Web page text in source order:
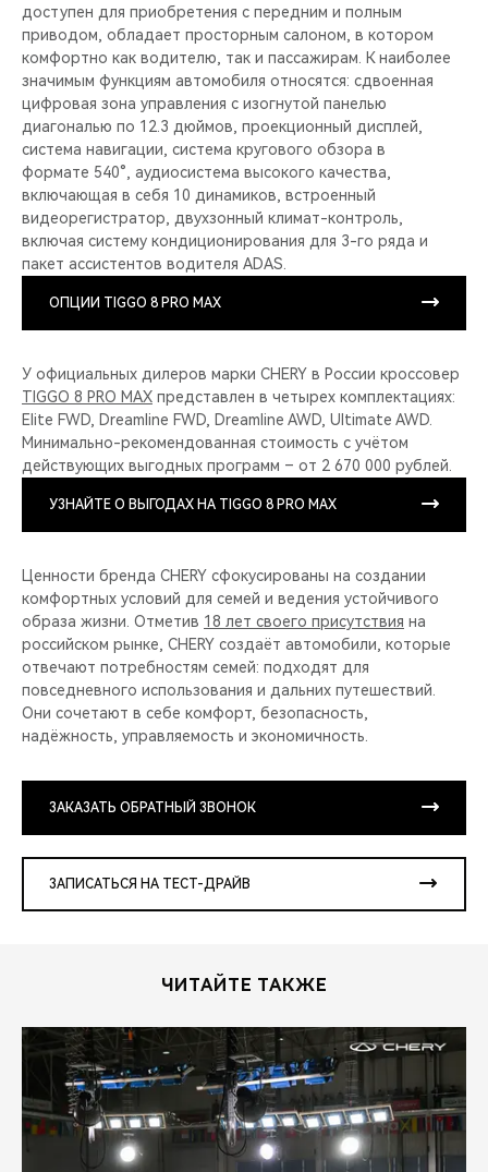
доступен для приобретения с передним и полным
приводом, обладает просторным салоном, в котором
комфортно как водителю, так и пассажирам. К наиболее
значимым функциям автомобиля относятся: сдвоенная
цифровая зона управления с изогнутой панелью
диагональю по 12.3 дюймов, проекционный дисплей,
система навигации, система кругового обзора в
формате 540°, аудиосистема высокого качества,
включающая в себя 10 динамиков, встроенный
видеорегистратор, двухзонный климат-контроль,
включая систему кондиционирования для 3-го ряда и
пакет ассистентов водителя ADAS.
ОПЦИИ TIGGO 8 PRO MAX
У официальных дилеров марки CHERY в России кроссовер
TIGGO 8 PRO MAX представлен в четырех комплектациях:
Elite FWD, Dreamline FWD, Dreamline AWD, Ultimate AWD.
Минимально-рекомендованная стоимость с учётом
действующих выгодных программ – от 2 670 000 рублей.
УЗНАЙТЕ О ВЫГОДАХ НА TIGGO 8 PRO MAX
Ценности бренда CHERY сфокусированы на создании
комфортных условий для семей и ведения устойчивого
образа жизни. Отметив 18 лет своего присутствия на
российском рынке, CHERY создаёт автомобили, которые
отвечают потребностям семей: подходят для
повседневного использования и дальних путешествий.
Они сочетают в себе комфорт, безопасность,
надёжность, управляемость и экономичность.
ЗАКАЗАТЬ ОБРАТНЫЙ ЗВОНОК
ЗАПИСАТЬСЯ НА ТЕСТ-ДРАЙВ
ЧИТАЙТЕ ТАКЖЕ